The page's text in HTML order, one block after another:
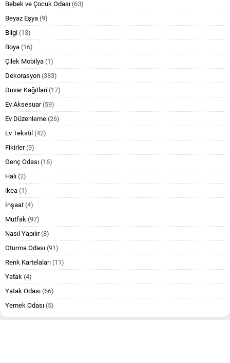
Bebek ve Çocuk Odası (63)
Beyaz Eşya (9)
Bilgi (13)
Boya (16)
Çilek Mobilya (1)
Dekorasyon (383)
Duvar Kağıtlari (17)
Ev Aksesuar(59)
Ev Düzenleme (26)
Ev Tekstil (42)
Fikirler(9)
Genç Odası (16)
Halı (2)
ikea (1)
İnşaat (4)
Mutfak (97)
Nasıl Yapılır(8)
Oturma Odası (91)
Renk Kartelaları (11)
Yatak (4)
Yatak Odası (66)
Yemek Odası (5)